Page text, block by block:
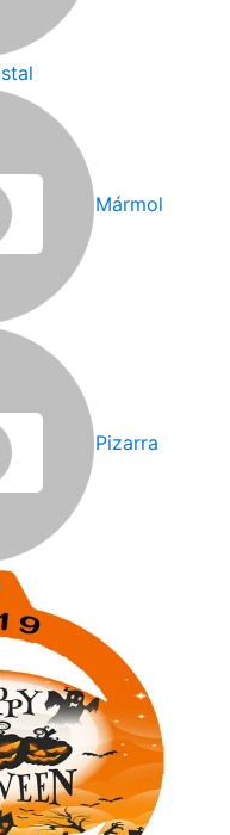
Mármol
Pizarra